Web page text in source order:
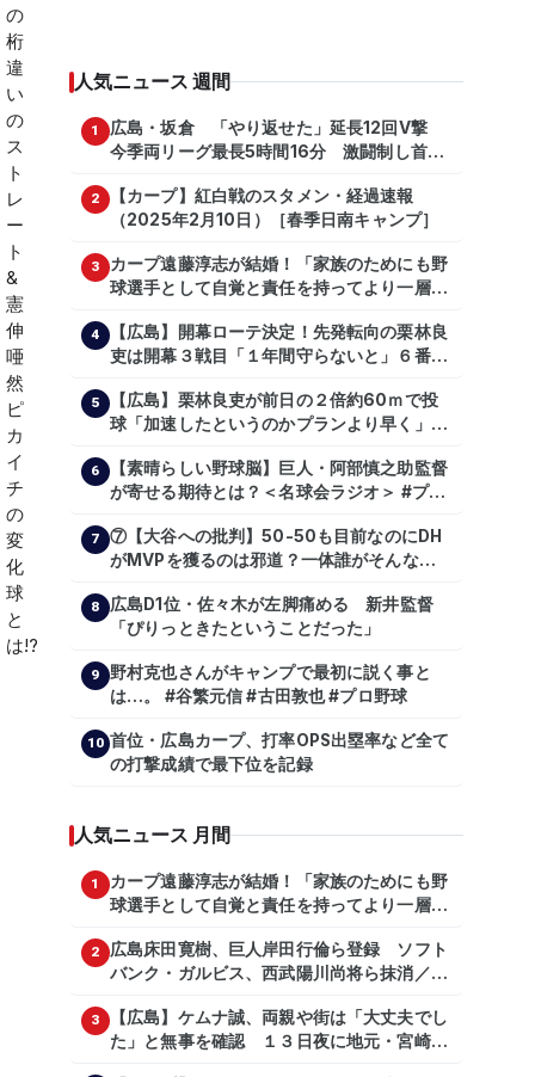
人気ニュース 週間
1
広島・坂倉 「やり返せた」延長12回V撃
今季両リーグ最長5時間16分 激闘制し首位
2
【カープ】紅白戦のスタメン・経過速報
（2025年2月10日）［春季日南キャンプ］
3
カープ遠藤淳志が結婚！「家族のためにも野
球選手として自覚と責任を持ってより一層頑
4
【広島】開幕ローテ決定！先発転向の栗林良
吏は開幕３戦目「１年間守らないと」６番手
5
【広島】栗林良吏が前日の２倍約60ｍで投
球「加速したというのかプランより早く」自
6
【素晴らしい野球脳】巨人・阿部慎之助監督
が寄せる期待とは？＜名球会ラジオ＞ #プロ
山礼都 #泉口友汰 #石井琢朗 #shorts
7
⑦【大谷への批判】50-50も目前なのにDH
がMVPを獲るのは邪道？一体誰がそんな事
【shoheiohtani】【池田親興】【高橋慶
彦】【広島東洋カープ】【プロ野球】
8
広島D1位・佐々木が左脚痛める 新井監督
「ぴりっときたということだった」
9
野村克也さんがキャンプで最初に説く事と
は…。 #谷繁元信 #古田敦也 #プロ野球
10 首位・広島カープ、打率OPS出塁率など全て
の打撃成績で最下位を記録
人気ニュース 月間
1
カープ遠藤淳志が結婚！「家族のためにも野
球選手として自覚と責任を持ってより一層頑
2
広島床田寛樹、巨人岸田行倫ら登録 ソフト
バンク・ガルビス、西武陽川尚将ら抹消／２
3
【広島】ケムナ誠、両親や街は「大丈夫でし
た」と無事を確認 １３日夜に地元・宮崎県